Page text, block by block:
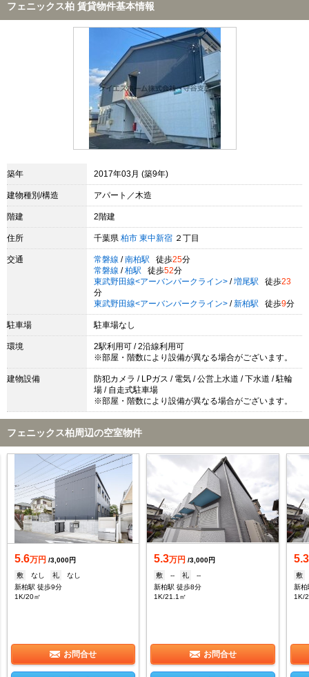
フェニックス柏 賃貸物件基本情報
築年 2017年03月 (築9年)
建物種別/構造 アパート／木造
階建 2階建
住所 千葉県 柏市 東中新宿 ２丁目
交通 常磐線 / 南柏駅 徒歩25分
常磐線 / 柏駅 徒歩52分
東武野田線<アーバンパークライン> / 増尾駅 徒歩23
分
東武野田線<アーバンパークライン> / 新柏駅 徒歩9分
駐車場 駐車場なし
環境
2駅利用可 / 2沿線利用可
※部屋・階数により設備が異なる場合がございます。
建物設備
防犯カメラ / LPガス / 電気 / 公営上水道 / 下水道 / 駐輪
場 / 自走式駐車場
※部屋・階数により設備が異なる場合がございます。
フェニックス柏周辺の空室物件
5.6万円 /3,000円
敷
なし 礼
なし
新柏駅 徒歩9分
1K/20㎡
お問合せ
5.3万円 /3,000円
敷
-- 礼
--
新柏駅 徒歩8分
1K/21.1㎡
お問合せ
5.3
敷
新柏
1K/